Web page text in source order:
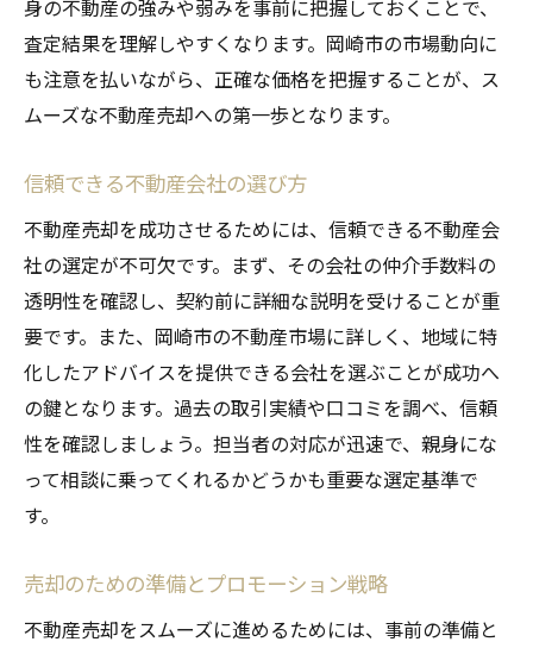
身の不動産の強みや弱みを事前に把握しておくことで、
査定結果を理解しやすくなります。岡崎市の市場動向に
も注意を払いながら、正確な価格を把握することが、ス
ムーズな不動産売却への第一歩となります。
信頼できる不動産会社の選び方
不動産売却を成功させるためには、信頼できる不動産会
社の選定が不可欠です。まず、その会社の仲介手数料の
透明性を確認し、契約前に詳細な説明を受けることが重
要です。また、岡崎市の不動産市場に詳しく、地域に特
化したアドバイスを提供できる会社を選ぶことが成功へ
の鍵となります。過去の取引実績や口コミを調べ、信頼
性を確認しましょう。担当者の対応が迅速で、親身にな
って相談に乗ってくれるかどうかも重要な選定基準で
す。
売却のための準備とプロモーション戦略
不動産売却をスムーズに進めるためには、事前の準備と